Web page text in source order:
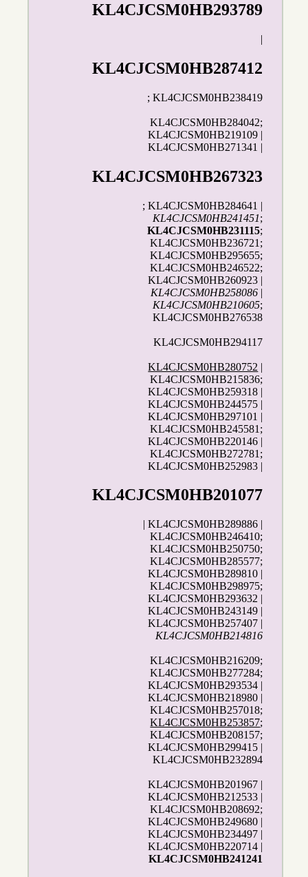
KL4CJCSM0HB293789
|
KL4CJCSM0HB287412
; KL4CJCSM0HB238419
KL4CJCSM0HB284042;
KL4CJCSM0HB219109 |
KL4CJCSM0HB271341 |
KL4CJCSM0HB267323
; KL4CJCSM0HB284641 |
KL4CJCSM0HB241451;
KL4CJCSM0HB231115;
KL4CJCSM0HB236721;
KL4CJCSM0HB295655;
KL4CJCSM0HB246522;
KL4CJCSM0HB260923 |
KL4CJCSM0HB258086 |
KL4CJCSM0HB210605;
KL4CJCSM0HB276538
KL4CJCSM0HB294117
KL4CJCSM0HB280752 |
KL4CJCSM0HB215836;
KL4CJCSM0HB259318 |
KL4CJCSM0HB244575 |
KL4CJCSM0HB297101 |
KL4CJCSM0HB245581;
KL4CJCSM0HB220146 |
KL4CJCSM0HB272781;
KL4CJCSM0HB252983 |
KL4CJCSM0HB201077
| KL4CJCSM0HB289886 |
KL4CJCSM0HB246410;
KL4CJCSM0HB250750;
KL4CJCSM0HB285577;
KL4CJCSM0HB289810 |
KL4CJCSM0HB298975;
KL4CJCSM0HB293632 |
KL4CJCSM0HB243149 |
KL4CJCSM0HB257407 |
KL4CJCSM0HB214816
KL4CJCSM0HB216209;
KL4CJCSM0HB277284;
KL4CJCSM0HB293534 |
KL4CJCSM0HB218980 |
KL4CJCSM0HB257018;
KL4CJCSM0HB253857;
KL4CJCSM0HB208157;
KL4CJCSM0HB299415 |
KL4CJCSM0HB232894
KL4CJCSM0HB201967 |
KL4CJCSM0HB212533 |
KL4CJCSM0HB208692;
KL4CJCSM0HB249680 |
KL4CJCSM0HB234497 |
KL4CJCSM0HB220714 |
KL4CJCSM0HB241241